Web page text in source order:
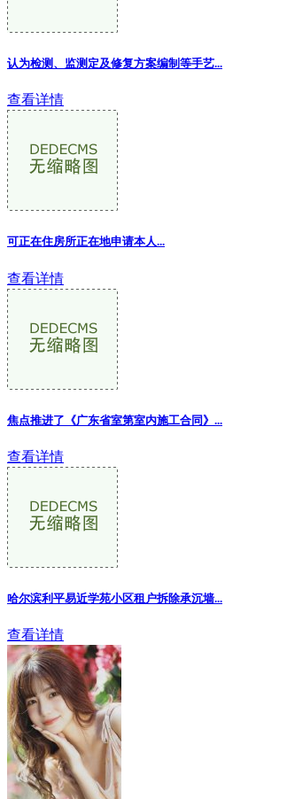
认为检测、监测定及修复方案编制等手艺...
查看详情
可正在住房所正在地申请本人...
查看详情
焦点推进了《广东省室第室内施工合同》...
查看详情
哈尔滨利平易近学苑小区租户拆除承沉墙...
查看详情